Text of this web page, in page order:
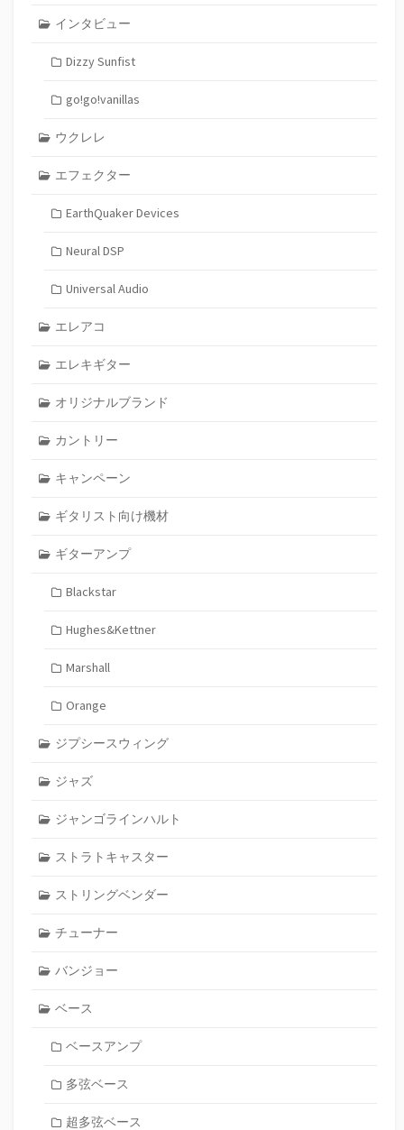
インタビュー
Dizzy Sunfist
go!go!vanillas
ウクレレ
エフェクター
EarthQuaker Devices
Neural DSP
Universal Audio
エレアコ
エレキギター
オリジナルブランド
カントリー
キャンペーン
ギタリスト向け機材
ギターアンプ
Blackstar
Hughes&Kettner
Marshall
Orange
ジプシースウィング
ジャズ
ジャンゴラインハルト
ストラトキャスター
ストリングベンダー
チューナー
バンジョー
ベース
ベースアンプ
多弦ベース
超多弦ベース